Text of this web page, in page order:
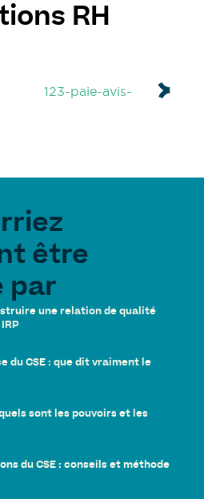
RH
être
par
une relation de qualité
du CSE : que dit vraiment le
sont les pouvoirs et les
du CSE : conseils et méthode